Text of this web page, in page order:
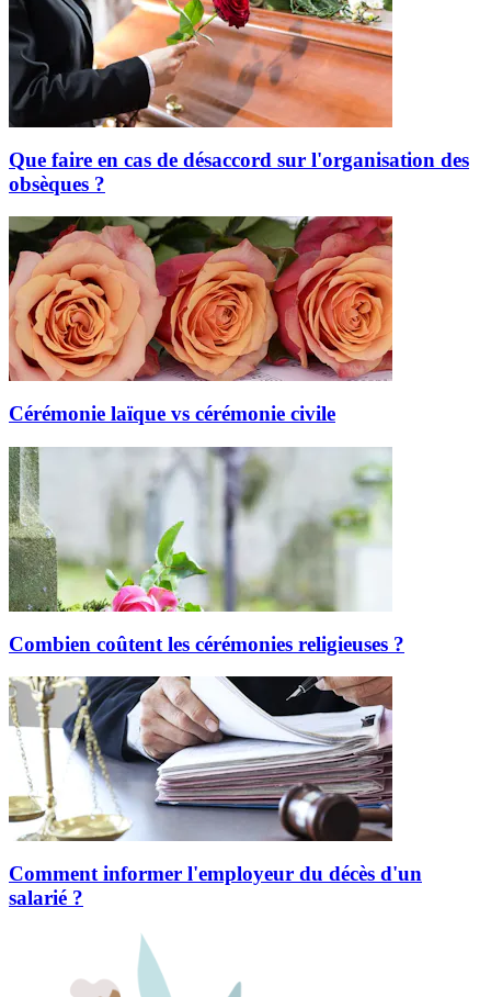
Que faire en cas de désaccord sur l'organisation des
obsèques ?
Cérémonie laïque vs cérémonie civile
Combien coûtent les cérémonies religieuses ?
Comment informer l'employeur du décès d'un
salarié ?